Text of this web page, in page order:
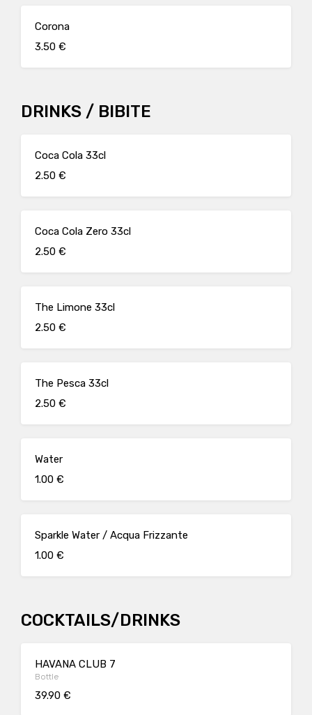
Corona
3.50 €
DRINKS / BIBITE
Coca Cola 33cl
2.50 €
Coca Cola Zero 33cl
2.50 €
The Limone 33cl
2.50 €
The Pesca 33cl
2.50 €
Water
1.00 €
Sparkle Water / Acqua Frizzante
1.00 €
COCKTAILS/DRINKS
HAVANA CLUB 7
Bottle
39.90 €